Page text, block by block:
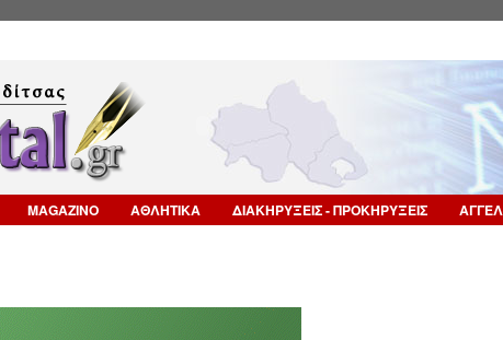
MAGAZINO ΑΘΛΗΤΙΚΑ ΔΙΑΚΗΡΥΞΕΙΣ - ΠΡΟΚΗΡΥΞΕΙΣ